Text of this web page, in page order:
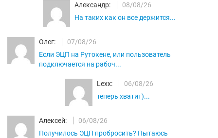
Александр:
08/08/26
На таких как он все держится...
Олег:
07/08/26
Если ЭЦП на Рутокене, или пользователь
подключается на рабоч...
Lexx:
06/08/26
теперь хватит)...
Алексей:
06/08/26
Получилось ЭЦП пробросить? Пытаюсь